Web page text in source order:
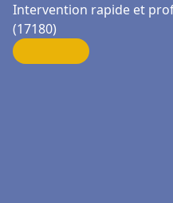
Intervention rapide et
(17180)